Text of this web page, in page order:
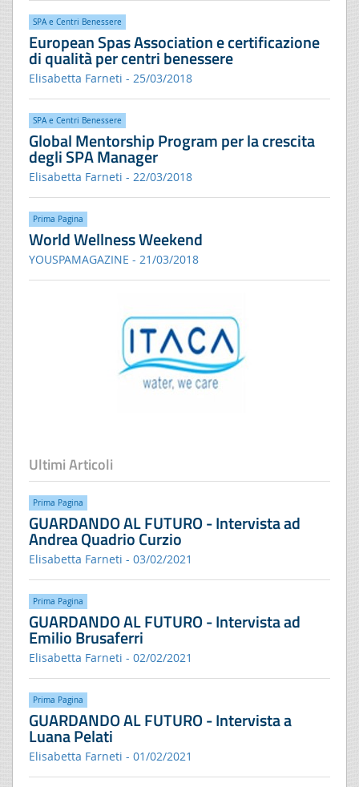
SPA e Centri Benessere
European Spas Association e certificazione
di qualità per centri benessere
Elisabetta Farneti - 25/03/2018
SPA e Centri Benessere
Global Mentorship Program per la crescita
degli SPA Manager
Elisabetta Farneti - 22/03/2018
Prima Pagina
World Wellness Weekend
YOUSPAMAGAZINE - 21/03/2018
Ultimi Articoli
Prima Pagina
GUARDANDO AL FUTURO - Intervista ad
Andrea Quadrio Curzio
Elisabetta Farneti - 03/02/2021
Prima Pagina
GUARDANDO AL FUTURO - Intervista ad
Emilio Brusaferri
Elisabetta Farneti - 02/02/2021
Prima Pagina
GUARDANDO AL FUTURO - Intervista a
Luana Pelati
Elisabetta Farneti - 01/02/2021